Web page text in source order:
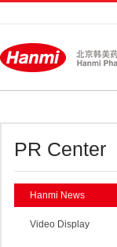
PR Center
Hanmi News
Video Display